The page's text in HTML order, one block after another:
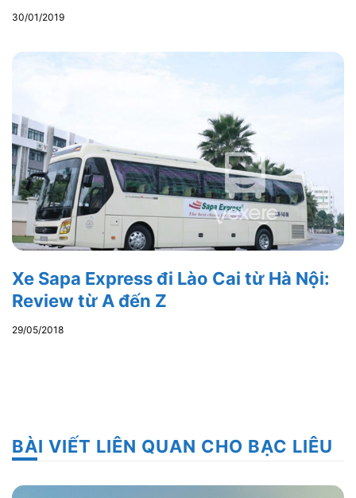
30/01/2019
Xe Sapa Express đi Lào Cai từ Hà Nội:
Review từ A đến Z
29/05/2018
BÀI VIẾT LIÊN QUAN CHO BẠC LIÊU